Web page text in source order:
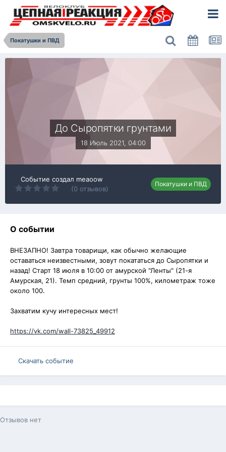
Покатушки и ПВД
До Сыропятки грунтами
18 Июль 2021, 04:00
Событие создал meaoow
(0 отзывов)
Покатушки и ПВД
О событии
ВНЕЗАПНО! Завтра товарищи, как обычно желающие
оставаться неизвестными, зовут покататься до Сыропятки и
назад! Старт 18 июля в 10:00 от амурской "Ленты" (21-я
Амурская, 21). Темп средний, грунты 100%, километраж тоже
около 100.
Захватим кучу интересных мест!
https://vk.com/wall-73825_49912
Скачать событие
Отзывов нет